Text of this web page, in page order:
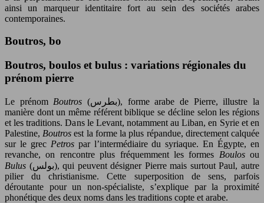
ainsi un marqueur identitaire fort au sein des sociétés arabes
contemporaines.
Boutros, bo
Boutros, boulos et bulus : variations régionales du
prénom pierre
Le prénom Boutros (بطرس), forme arabe de Pierre, illustre la
manière dont un même référent biblique se décline selon les régions
et les traditions. Dans le Levant, notamment au Liban, en Syrie et en
Palestine, Boutros est la forme la plus répandue, directement calquée
sur le grec Petrospar l’intermédiaire du syriaque. En Égypte, en
revanche, on rencontre plus fréquemment les formes Boulosou
Bulus (بولس), qui peuvent désigner Pierre mais surtout Paul, autre
pilier du christianisme. Cette superposition de sens, parfois
déroutante pour un non-spécialiste, s’explique par la proximité
phonétique des deux noms dans les traditions copte et arabe.